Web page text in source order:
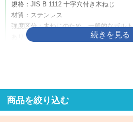
規格：JIS B 1112 十字穴付き木ねじ
材質：ステンレス
強度区分：木ねじのため、一般的なボル
ありません。
利用方法・用途・特徴：（＋）皿木ねじ
ぐりを設けることで頭部を沈めやすく、
い箇所に適しています。家具、建具、内
固定などに使用されます。
商品を絞り込む